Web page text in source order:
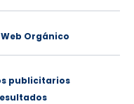
Orgánico
publicitarios